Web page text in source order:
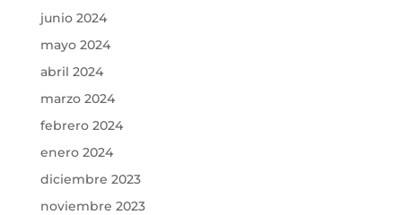
junio 2024
mayo 2024
abril 2024
marzo 2024
febrero 2024
enero 2024
diciembre 2023
noviembre 2023